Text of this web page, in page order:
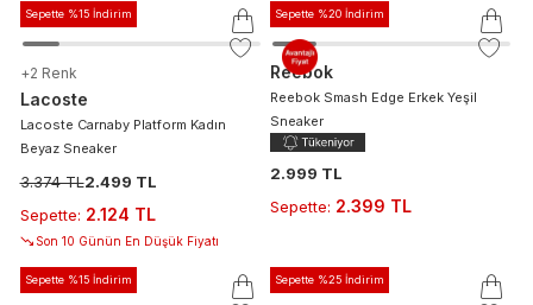
Sepette %15 İndirim
+2 Renk
Lacoste
Lacoste Carnaby Platform Kadın
Beyaz Sneaker
3.374 TL2.499 TL
Sepette: 2.124 TL
Son 10 Günün En Düşük Fiyatı
Sepette %20 İndirim
Reebok
Reebok Smash Edge Erkek Yeşil
Sneaker
2.999 TL
Sepette: 2.399 TL
Sepette %15 İndirim Sepette %25 İndirim